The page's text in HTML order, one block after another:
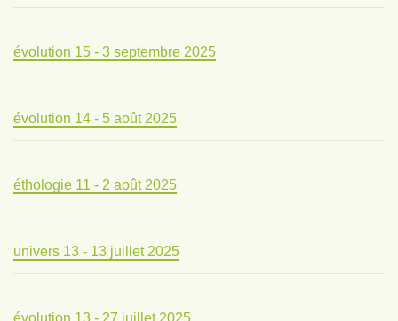
évolution 15 - 3 septembre 2025
évolution 14 - 5 août 2025
éthologie 11 - 2 août 2025
univers 13 - 13 juillet 2025
évolution 13 - 27 juillet 2025